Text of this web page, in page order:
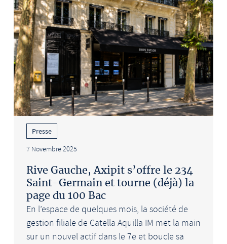
Presse
7 Novembre 2025
Rive Gauche, Axipit s’offre le 234
Saint-Germain et tourne (déjà) la
page du 100 Bac
En l’espace de quelques mois, la société de
gestion filiale de Catella Aquilla IM met la main
sur un nouvel actif dans le 7e et boucle sa